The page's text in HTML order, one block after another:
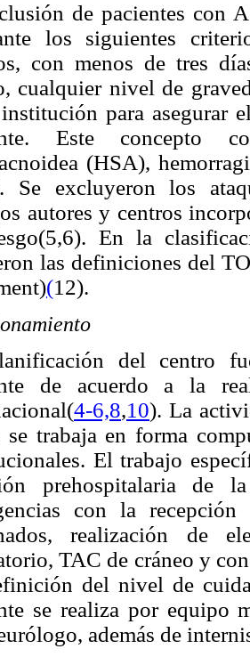
de pacientes con
los siguientes
con menos de tres
cualquier nivel de
para asegurar
Este concepto
(HSA),
Se excluyeron los
autores y centros
En la
las definiciones del
(12).
del centro
de acuerdo a la
4-6,8,10). La
trabaja en forma
El trabajo
prehospitalaria de
con la
realización de
TAC de cráneo y
del nivel de
se realiza por equipo
además de